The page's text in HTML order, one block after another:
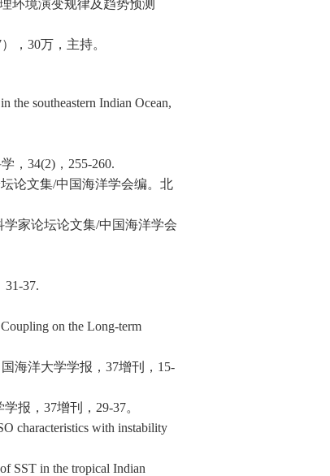
环境演变规律及趋势预测
）， 30万，主持。
the southeastern Indian Ocean,
， 34(2) ， 255-260.
论文集/中国海洋学会编。北
学家论坛论文集/中国海洋学会
31-37.
on the Long-term
海洋大学学报， 37增刊， 15-
报， 37增刊， 29-37。
characteristics with instability
SST in the tropical Indian